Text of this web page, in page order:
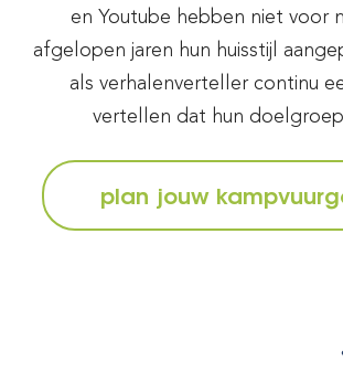
en Youtube hebben niet voor
afgelopen jaren hun huisstijl
als verhalenverteller continu
vertellen dat hun
plan jouw